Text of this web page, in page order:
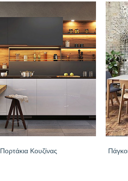
Μη πορώδης επιφάνεια
Εύκολο στο καθάρισμα:
στους πόρους. Γι’ αυτό η
ιδιαίτερα υγιεινή.
Τομείς Εφαρμογής
Είναι κατάλληλο για εφαρμογή
• Πάγκοι κουζίνας για
• Πάγκοι σε κλινικές, ιατρεία,
• Ντουλάπι νιπτήρα, νιπτήρες
• Πάγκοι σε καταστήματα,
Είναι κατάλληλο για
• Χωρίσματα για αποδυτήρια
Πορτάκια Κουζίνας